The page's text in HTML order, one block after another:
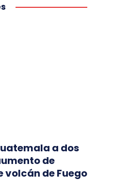
a dos
de
volcán de Fuego